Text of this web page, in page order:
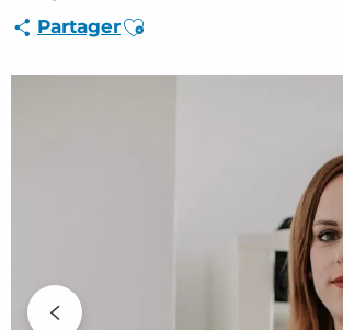
Rendez-vous
PartagerAjouter aux favoris